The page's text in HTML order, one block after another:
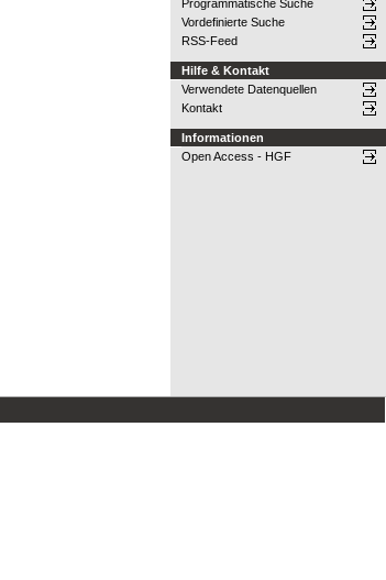
Programmatische Suche
Vordefinierte Suche
RSS-Feed
Hilfe & Kontakt
Verwendete Datenquellen
Kontakt
Informationen
Open Access - HGF